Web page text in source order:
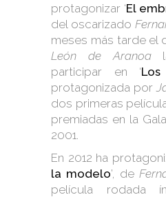
protagonizar ‘El
del oscarizado
meses más tarde el
León de Aranoa
participar en ‘
protagonizada por
dos primeras
premiadas en la
2001.
En 2012 ha
la modelo’, de
película rodada